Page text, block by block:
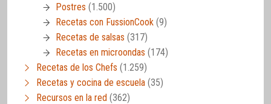
Postres (1.500)
Recetas con FussionCook (9)
Recetas de salsas (317)
Recetas en microondas (174)
Recetas de los Chefs (1.259)
Recetas y cocina de escuela (35)
Recursos en la red (362)